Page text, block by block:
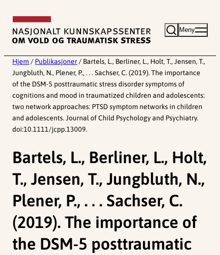
innhold
Meny
Hjem / Publikasjoner / Bartels, L., Berliner, L., Holt, T., Jensen, T.,
Jungbluth, N., Plener, P., . . . Sachser, C. (2019). The importance
of the DSM-5 posttraumatic stress disorder symptoms of
cognitions and mood in traumatized children and adolescents:
two network approaches: PTSD symptom networks in children
and adolescents. Journal of Child Psychology and Psychiatry.
doi:10.1111/jcpp.13009.
Bartels, L., Berliner, L., Holt,
T., Jensen, T., Jungbluth, N.,
Plener, P., . . . Sachser, C.
(2019). The importance of
the DSM-5 posttraumatic